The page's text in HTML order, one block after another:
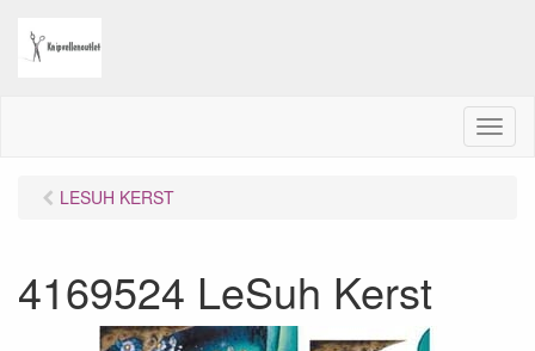
M
e
LESUH KERST
4169524 LeSuh Kerst